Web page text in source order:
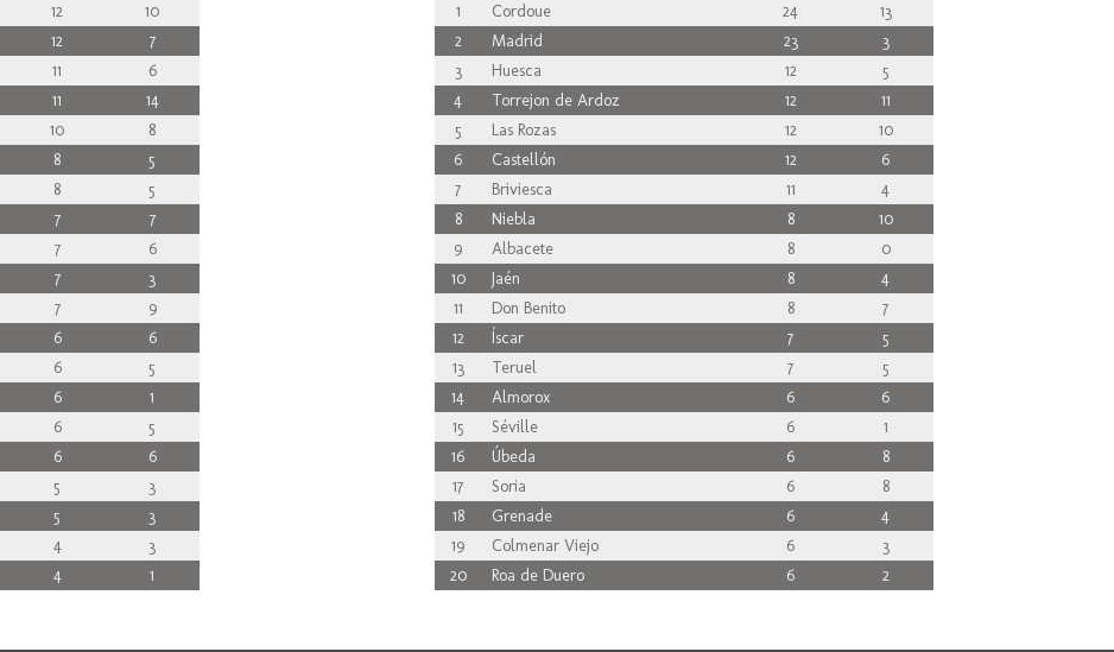
12
10
12
7
11
6
11
14
10
8
8
5
8
5
7
7
7
6
7
3
7
9
6
6
6
5
6
1
6
5
6
6
5
3
5
3
4
3
4 1
1 Cordoue 24
13
2
Madrid 23
3
3
Huesca 12
5
4
Torrejon de Ardoz 12
11
5
Las Rozas 12
10
6
Castellón 12
6
7
Briviesca 11
4
8
Niebla 8
10
9
Albacete 8
0
10
Jaén 8
4
11
Don Benito 8
7
12
Íscar 7
5
13
Teruel 7
5
14
Almorox 6
6
15
Séville 6
1
16
Úbeda 6
8
17
Soria 6
8
18
Grenade 6
4
19
Colmenar Viejo 6
3
20
Roa de Duero 6 2